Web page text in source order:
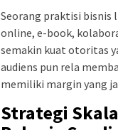
Seorang praktisi bisnis
online, e-book,
semakin kuat otoritas
audiens pun rela
memiliki margin yang
Strategi